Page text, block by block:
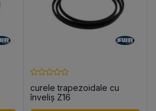
curele trapezoidale cu
înveliș Z16